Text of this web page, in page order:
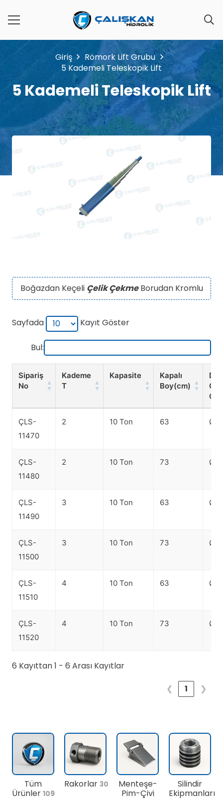
Giriş
Römork Lift Grubu
5 Kademeli Teleskopik Lift
5 Kademeli Teleskopik Lift
Boğazdan Keçeli Çelik ÇekmeBorudan Kromlu
Sayfada Kayıt Göster
Bul:
Sipariş
No
Kademe
T
Kapasite
Kapalı
Boy(cm)
Dış
Çap
No
T
Boy(cm)
Çap
ÇLS-
11470
2 10 Ton 63 Ø
ÇLS-
11480
2 10 Ton 73 Ø
ÇLS-
11490
3 10 Ton 63 Ø
ÇLS-
11500
3 10 Ton 73 Ø
ÇLS-
11510
4 10 Ton 63 Ø
ÇLS-
11520
4 10 Ton 73 Ø
6 Kayıttan 1 - 6 Arası Kayıtlar
❮
1 ❯
Tüm
Ürünler 109
Rakorlar 30
Menteşe-
Pim-Çivi
Silindir
Ekipmanları